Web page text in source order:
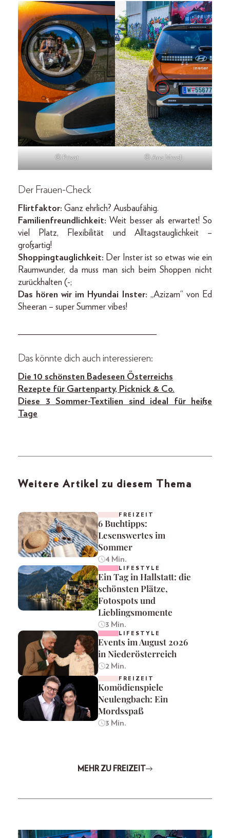
© Privat © Ana Mrvelj
Der Frauen-Check
Flirtfaktor: Ganz ehrlich? Ausbaufähig.
Familienfreundlichkeit: Weit besser als erwartet! So
viel Platz, Flexibilität und Alltagstauglichkeit –
großartig!
Shoppingtauglichkeit: Der Inster ist so etwas wie ein
Raumwunder, da muss man sich beim Shoppen nicht
zurückhalten (-;
Das hören wir im Hyundai Inster: „Azizam“ von Ed
Sheeran – super Summer vibes!
______________________________
Das könnte dich auch interessieren:
Die 10 schönsten Badeseen Österreichs
Rezepte für Gartenparty, Picknick & Co.
Diese 3 Sommer-Textilien sind ideal für heiße
Tage
Weitere Artikel zu diesem Thema
FREIZEIT
6 Buchtipps:
Lesenswertes im
Sommer
4 Min.
LIFESTYLE
Ein Tag in Hallstatt: die
schönsten Plätze,
Fotospots und
Lieblingsmomente
3 Min.
LIFESTYLE
Events im August 2026
in Niederösterreich
2 Min.
FREIZEIT
Komödienspiele
Neulengbach: Ein
Mordsspaß
3 Min.
MEHR ZU FREIZEIT